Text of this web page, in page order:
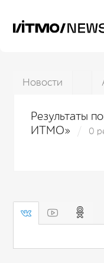
Новости
Результаты
ИТМО»
0